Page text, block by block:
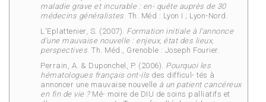
maladie grave et incurable : en- quête auprès de 30
médecins généralistes . Th. Méd : Lyon I ; Lyon-Nord.
L'Eplattenier, S. (2007). Formation initiale à l'annonce
d'une mauvaise nouvelle : enjeux, état des lieux,
perspectives . Th. Méd., Grenoble : Joseph Fourier.
Perrain, A. & Duponchel, P. (2006). Pourquoi les
hématologues français ont-ils des difficul- tés à
annoncer une mauvaise nouvelle à un patient cancéreux
en fin de vie ?Mé- moire de DIU de soins palliatifs et